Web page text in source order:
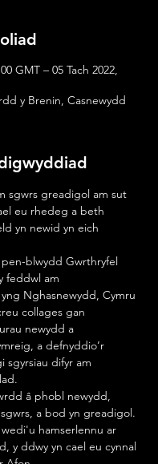
GMT – 05 Tach 2022,
y Brenin, Casnewydd
sgwrs greadigol am sut
eu rhedeg a beth
yn newid yn eich
blwydd Gwrthryfel
feddwl am
Nghasnewydd, Cymru
collages gan
newydd a
a defnyddio’r
sgyrsiau difyr am
â phobl newydd,
a bod yn greadigol.
hamserlennu ar
y ddwy yn cael eu cynnal